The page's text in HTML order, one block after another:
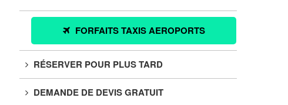
FORFAITS TAXIS AEROPORTS
RÉSERVER POUR PLUS TARD
DEMANDE DE DEVIS GRATUIT